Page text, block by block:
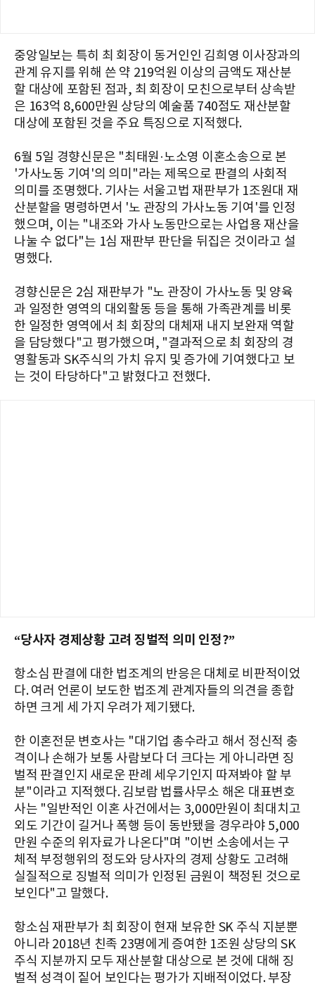
중앙일보는 특히 최 회장이 동거인인 김희영 이사장과의
관계 유지를 위해 쓴 약 219억원 이상의 금액도 재산분
할 대상에 포함된 점과, 최 회장이 모친으로부터 상속받
은 163억 8,600만원 상당의 예술품 740점도 재산분할
대상에 포함된 것을 주요 특징으로 지적했다.
6월 5일 경향신문은 "최태원·노소영 이혼소송으로 본
'가사노동 기여'의 의미"라는 제목으로 판결의 사회적
의미를 조명했다. 기사는 서울고법 재판부가 1조원대 재
산분할을 명령하면서 '노 관장의 가사노동 기여'를 인정
했으며, 이는 "내조와 가사 노동만으로는 사업용 재산을
나눌 수 없다"는 1심 재판부 판단을 뒤집은 것이라고 설
명했다.
경향신문은 2심 재판부가 "노 관장이 가사노동 및 양육
과 일정한 영역의 대외활동 등을 통해 가족관계를 비롯
한 일정한 영역에서 최 회장의 대체재 내지 보완재 역할
을 담당했다"고 평가했으며, "결과적으로 최 회장의 경
영활동과 SK주식의 가치 유지 및 증가에 기여했다고 보
는 것이 타당하다"고 밝혔다고 전했다.
“당사자 경제상황 고려 징벌적 의미 인정?”
항소심 판결에 대한 법조계의 반응은 대체로 비판적이었
다. 여러 언론이 보도한 법조계 관계자들의 의견을 종합
하면 크게 세 가지 우려가 제기됐다.
한 이혼전문 변호사는 "대기업 총수라고 해서 정신적 충
격이나 손해가 보통 사람보다 더 크다는 게 아니라면 징
벌적 판결인지 새로운 판례 세우기인지 따져봐야 할 부
분"이라고 지적했다. 김보람 법률사무소 해온 대표변호
사는 "일반적인 이혼 사건에서는 3,000만원이 최대치고
외도 기간이 길거나 폭행 등이 동반됐을 경우라야 5,000
만원 수준의 위자료가 나온다"며 "이번 소송에서는 구
체적 부정행위의 정도와 당사자의 경제 상황도 고려해
실질적으로 징벌적 의미가 인정된 금원이 책정된 것으로
보인다"고 말했다.
항소심 재판부가 최 회장이 현재 보유한 SK 주식 지분뿐
아니라 2018년 친족 23명에게 증여한 1조원 상당의 SK
주식 지분까지 모두 재산분할 대상으로 본 것에 대해 징
벌적 성격이 짙어 보인다는 평가가 지배적이었다. 부장